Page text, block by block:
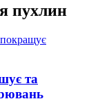
пухлин
та